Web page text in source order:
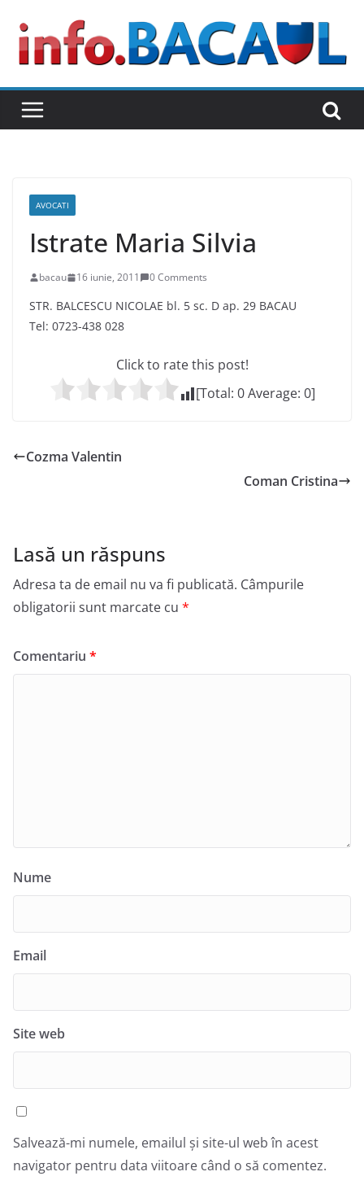
content
AVOCATI
Istrate Maria Silvia
bacau 16 iunie, 2011 0 Comments
STR. BALCESCU NICOLAE bl. 5 sc. D ap. 29 BACAU
Tel: 0723-438 028
Click to rate this post!
[Total: 0Average: 0]
Cozma Valentin
Coman Cristina
Lasă un răspuns
Adresa ta de email nu va fi publicată. Câmpurile
obligatorii sunt marcate cu *
Comentariu *
Nume
Email
Site web
Salvează-mi numele, emailul și site-ul web în acest
navigator pentru data viitoare când o să comentez.